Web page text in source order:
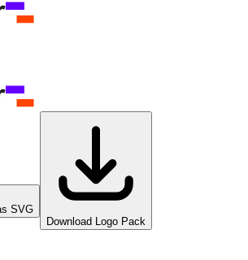
SVG
Download Logo Pack